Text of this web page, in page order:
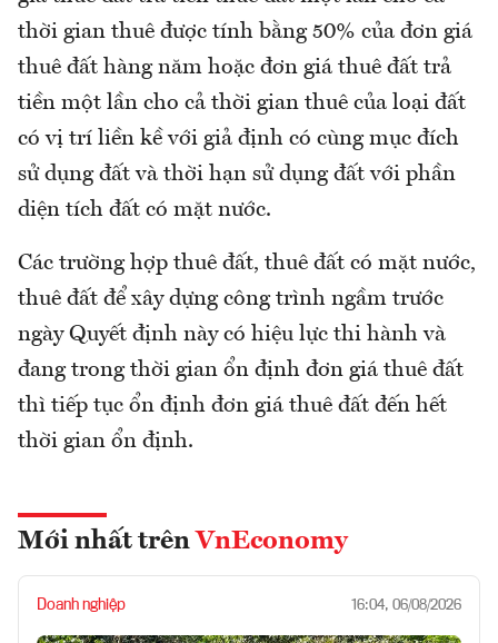
thời gian thuê được tính bằng 50% của đơn giá
thuê đất hàng năm hoặc đơn giá thuê đất trả
tiền một lần cho cả thời gian thuê của loại đất
có vị trí liền kề với giả định có cùng mục đích
sử dụng đất và thời hạn sử dụng đất với phần
diện tích đất có mặt nước.
Các trường hợp thuê đất, thuê đất có mặt nước,
thuê đất để xây dựng công trình ngầm trước
ngày Quyết định này có hiệu lực thi hành và
đang trong thời gian ổn định đơn giá thuê đất
thì tiếp tục ổn định đơn giá thuê đất đến hết
thời gian ổn định.
Mới nhất trên VnEconomy
Doanh nghiệp 16:04, 06/08/2026